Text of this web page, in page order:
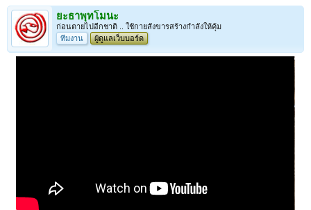
ยะธาพุทโมนะ
ก่อนตายไปอีกชาติ .. ใช้กายสังขารสร้างกำลังให้คุ้ม
ทีมงาน
ผู้ดูแลเว็บบอร์ด